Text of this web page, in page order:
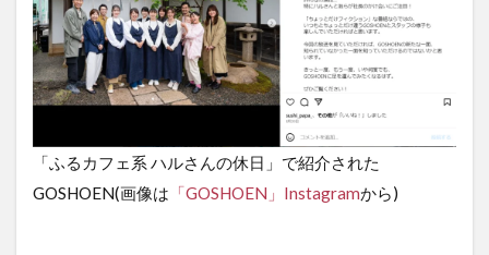
「ふるカフェ系 ハルさんの休日」で紹介された
GOSHOEN(画像は 「GOSHOEN」Instagramから)